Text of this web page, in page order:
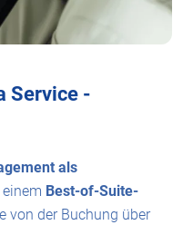
Service -
als
Best-of-Suite-
von der Buchung über